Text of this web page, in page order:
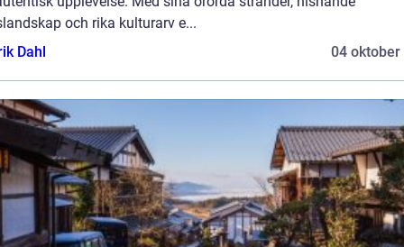
och rika kulturarv e...
Dahl
04 oktober